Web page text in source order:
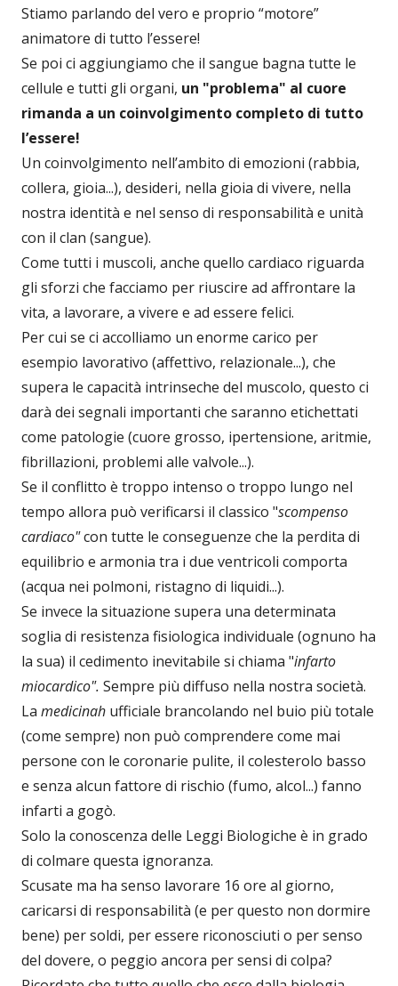
Stiamo parlando del vero e proprio “motore”
animatore di tutto l’essere!
Se poi ci aggiungiamo che il sangue bagna tutte le
cellule e tutti gli organi, un "problema" al cuore
rimanda a un coinvolgimento completo di tutto
l’essere!
Un coinvolgimento nell’ambito di emozioni (rabbia,
collera, gioia...), desideri, nella gioia di vivere, nella
nostra identità e nel senso di responsabilità e unità
con il clan (sangue).
Come tutti i muscoli, anche quello cardiaco riguarda
gli sforzi che facciamo per riuscire ad affrontare la
vita, a lavorare, a vivere e ad essere felici.
Per cui se ci accolliamo un enorme carico per
esempio lavorativo (affettivo, relazionale...), che
supera le capacità intrinseche del muscolo, questo ci
darà dei segnali importanti che saranno etichettati
come patologie (cuore grosso, ipertensione, aritmie,
fibrillazioni, problemi alle valvole...).
Se il conflitto è troppo intenso o troppo lungo nel
tempo allora può verificarsi il classico "scompenso
cardiaco"con tutte le conseguenze che la perdita di
equilibrio e armonia tra i due ventricoli comporta
(acqua nei polmoni, ristagno di liquidi...).
Se invece la situazione supera una determinata
soglia di resistenza fisiologica individuale (ognuno ha
la sua) il cedimento inevitabile si chiama "infarto
miocardico". Sempre più diffuso nella nostra società.
La medicinah ufficiale brancolando nel buio più totale
(come sempre) non può comprendere come mai
persone con le coronarie pulite, il colesterolo basso
e senza alcun fattore di rischio (fumo, alcol...) fanno
infarti a gogò.
Solo la conoscenza delle Leggi Biologiche è in grado
di colmare questa ignoranza.
Scusate ma ha senso lavorare 16 ore al giorno,
caricarsi di responsabilità (e per questo non dormire
bene) per soldi, per essere riconosciuti o per senso
del dovere, o peggio ancora per sensi di colpa?